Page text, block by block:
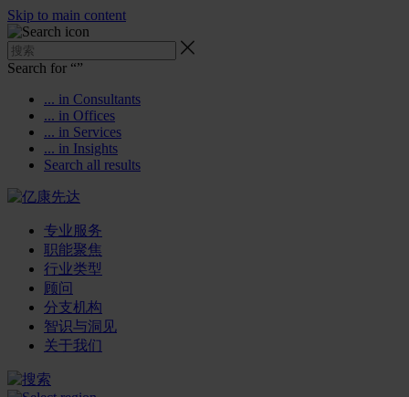
Skip to main content
Search for “”
... in Consultants
... in Offices
... in Services
... in Insights
Search all results
专业服务
职能聚焦
行业类型
顾问
分支机构
智识与洞见
关于我们